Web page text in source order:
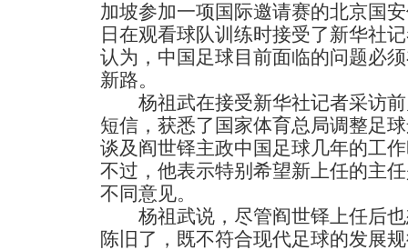
加坡参加一项国际邀请赛的北京国
日在观看球队训练时接受了新华社
认为，中国足球目前面临的问题必
新路。
杨祖武在接受新华社记者采访前
短信，获悉了国家体育总局调整足
谈及阎世铎主政中国足球几年的工
不过，他表示特别希望新上任的主
不同意见。
杨祖武说，尽管阎世铎上任后也
陈旧了，既不符合现代足球的发展